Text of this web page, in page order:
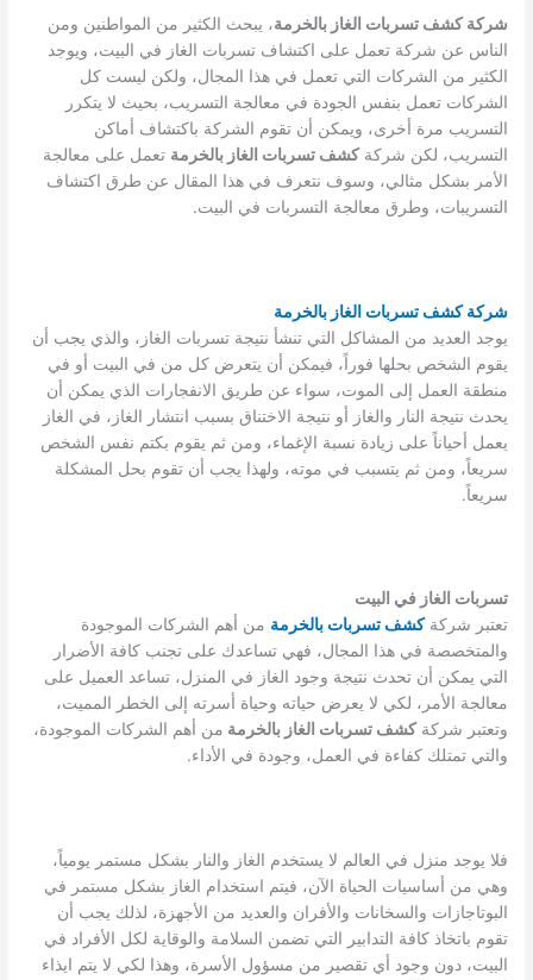
شركة كشف تسربات الغاز بالخرمة، يبحث الكثير من المواطنين ومن
الناس عن شركة تعمل على اكتشاف تسربات الغاز في البيت، ويوجد
الكثير من الشركات التي تعمل في هذا المجال، ولكن ليست كل
الشركات تعمل بنفس الجودة في معالجة التسريب، بحيث لا يتكرر
التسريب مرة أخرى، ويمكن أن تقوم الشركة باكتشاف أماكن
التسريب، لكن شركةكشف تسربات الغاز بالخرمة تعمل على معالجة
الأمر بشكل مثالي، وسوف نتعرف في هذا المقال عن طرق اكتشاف
التسريبات، وطرق معالجة التسربات في البيت.
شركة كشف تسربات الغاز بالخرمة
يوجد العديد من المشاكل التي تنشأ نتيجة تسربات الغاز، والذي يجب أن
يقوم الشخص بحلها فوراً، فيمكن أن يتعرض كل من في البيت أو في
منطقة العمل إلى الموت، سواء عن طريق الانفجارات الذي يمكن أن
يحدث نتيجة النار والغاز أو نتيجة الاختناق بسبب انتشار الغاز، في الغاز
يعمل أحياناً على زيادة نسبة الإغماء، ومن ثم يقوم بكتم نفس الشخص
سريعاً، ومن ثم يتسبب في موته، ولهذا يجب أن تقوم بحل المشكلة
سريعاً.
تسربات الغاز في البيت
تعتبر شركةكشف تسربات بالخرمة من أهم الشركات الموجودة
والمتخصصة في هذا المجال، فهي تساعدك على تجنب كافة الأضرار
التي يمكن أن تحدث نتيجة وجود الغاز في المنزل، تساعد العميل على
معالجة الأمر، لكي لا يعرض حياته وحياة أسرته إلى الخطر المميت،
وتعتبر شركةكشف تسربات الغاز بالخرمة من أهم الشركات الموجودة،
والتي تمتلك كفاءة في العمل، وجودة في الأداء.
فلا يوجد منزل في العالم لا يستخدم الغاز والنار بشكل مستمر يومياً،
وهي من أساسيات الحياة الآن، فيتم استخدام الغاز بشكل مستمر في
البوتاجازات والسخانات والأفران والعديد من الأجهزة، لذلك يجب أن
تقوم باتخاذ كافة التدابير التي تضمن السلامة والوقاية لكل الأفراد في
البيت، دون وجود أي تقصير من مسؤول الأسرة، وهذا لكي لا يتم ايذاء